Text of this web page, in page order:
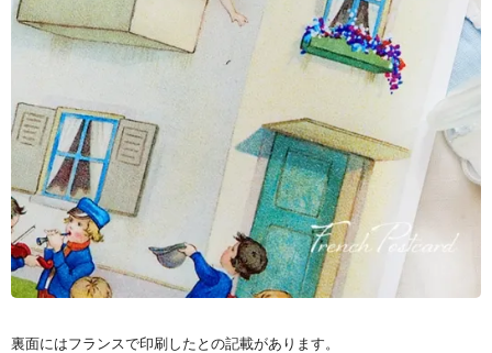
裏面にはフランスで印刷したとの記載があります。